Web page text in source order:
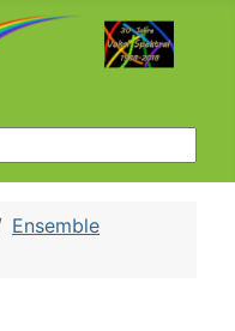
Ensemble